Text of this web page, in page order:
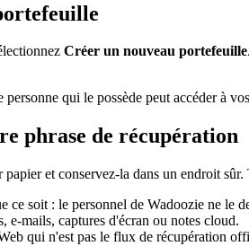
Créer un nouveau portefeuille
qui le possède peut accéder à
phrase de récupération
et conservez-la dans un endroit
ce soit : le personnel de Wadoozie ne le
e-mails, captures d'écran ou notes cloud.
qui n'est pas le flux de récupération